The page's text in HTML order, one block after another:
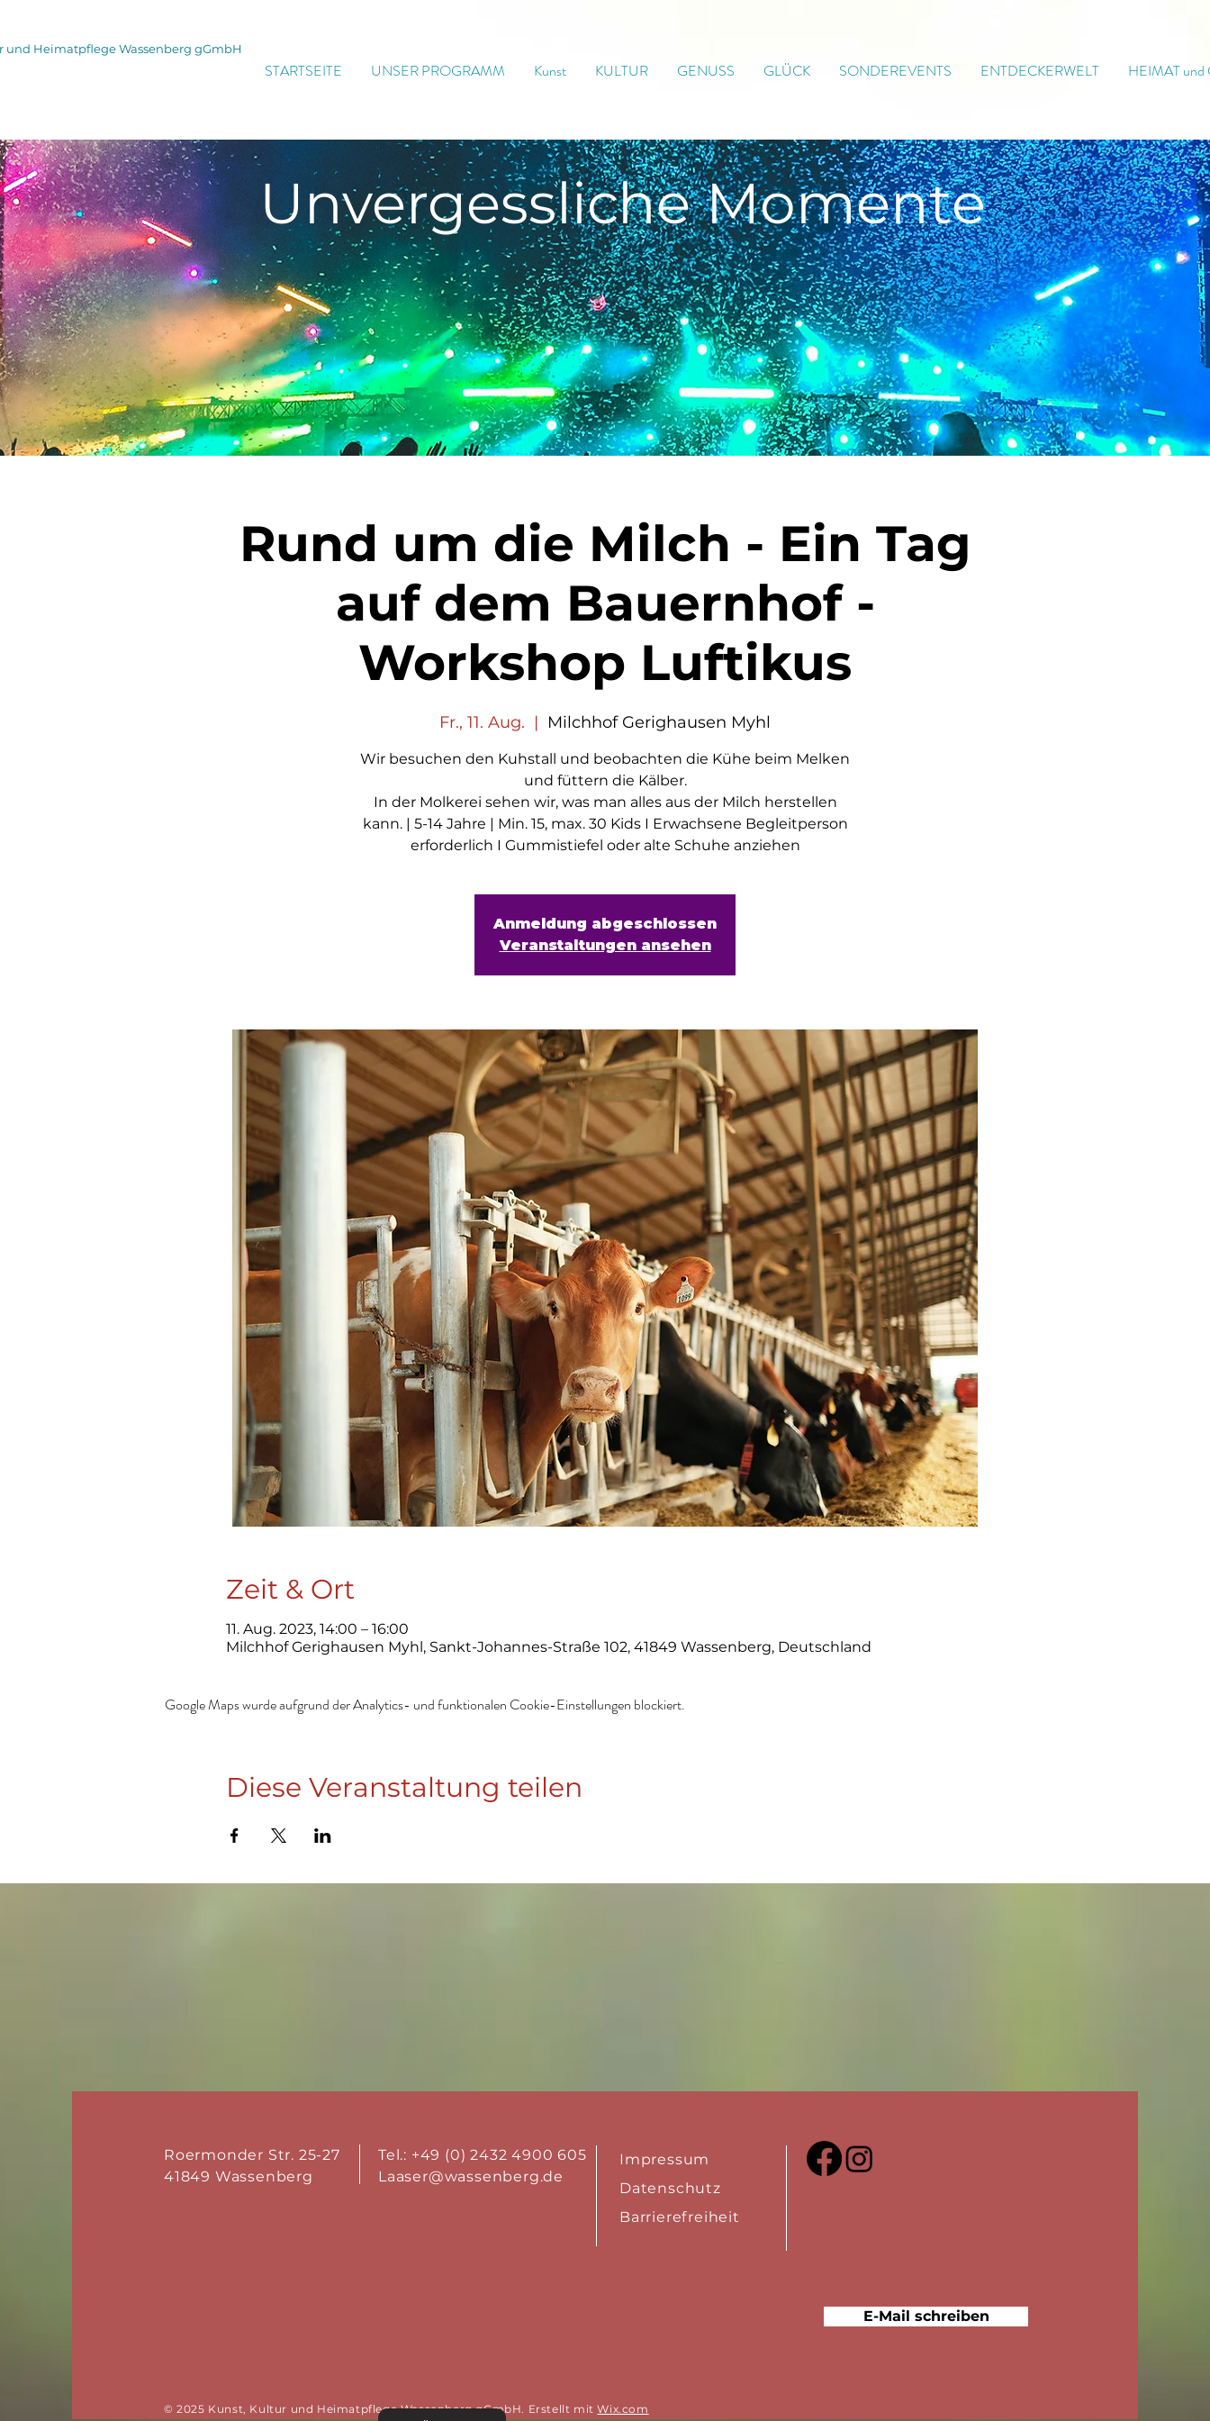
und Heimatpflege Wassenberg gGmbH
STARTSEITE UNSER PROGRAMM Kunst KULTUR GENUSS GLÜCK SONDEREVENTS ENTDECKERWELT HEIMAT
UnvergesslicheMomente
Rund um die Milch - Ein Tag
auf dem Bauernhof -
Workshop Luftikus
Fr., 11. Aug.
  |
Milchhof Gerighausen Myhl
Wir besuchen den Kuhstall und beobachten die Kühe beim Melken
und füttern die Kälber.
In der Molkerei sehen wir, was man alles aus der Milch herstellen
kann. | 5-14 Jahre | Min. 15, max. 30 Kids I Erwachsene Begleitperson
erforderlich I Gummistiefel oder alte Schuhe anziehen
Anmeldung abgeschlossen
Veranstaltungen ansehen
Zeit & Ort
11. Aug. 2023, 14:00 – 16:00
Milchhof Gerighausen Myhl, Sankt-Johannes-Straße 102, 41849 Wassenberg, Deutschland
Google Maps wurde aufgrund der Analytics- und funktionalen Cookie-Einstellungen blockiert.
Diese Veranstaltung teilen
Roermonder Str. 25-27
41849 Wassenberg
Tel.: +49 (0) 2432 4900 605
Laaser@wassenberg.de
Impressum
Datenschutz
Barrierefreiheit
E-Mail schreiben
© 2025 Kunst, Kultur und Heimatpflege Wassenberg gGmbH. Erstellt mitWix.com